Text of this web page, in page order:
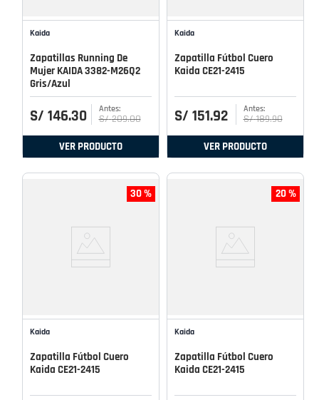
Kaida
Zapatillas Running De
Mujer KAIDA 3382-M26Q2
Gris/Azul
S/ 146.30 S/ 209.00
VER PRODUCTO
Kaida
Zapatilla Fútbol Cuero
Kaida CE21-2415
S/ 151.92 S/ 189.90
VER PRODUCTO
30 %
Kaida
Zapatilla Fútbol Cuero
Kaida CE21-2415
20 %
Kaida
Zapatilla Fútbol Cuero
Kaida CE21-2415